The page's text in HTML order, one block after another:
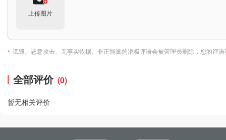
上传图片
* 诋毁、恶意攻击、无事实依据、非正能量的消极评语会被管理员删除，您的评
全部评价 (0)
暂无相关评价